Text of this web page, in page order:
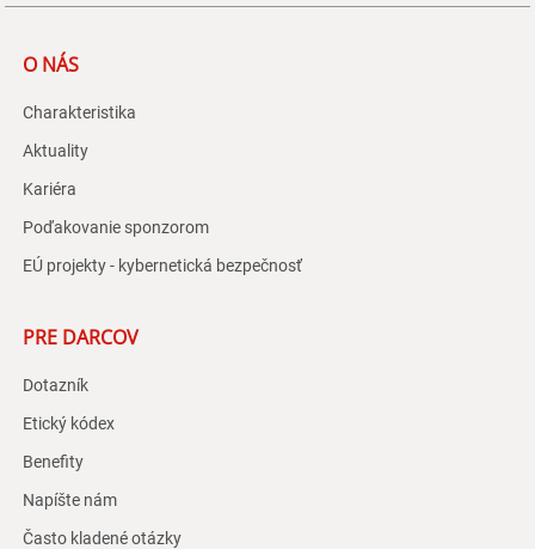
O NÁS
Charakteristika
Aktuality
Kariéra
Poďakovanie sponzorom
EÚ projekty - kybernetická bezpečnosť
PRE DARCOV
Dotazník
Etický kódex
Benefity
Napíšte nám
Často kladené otázky